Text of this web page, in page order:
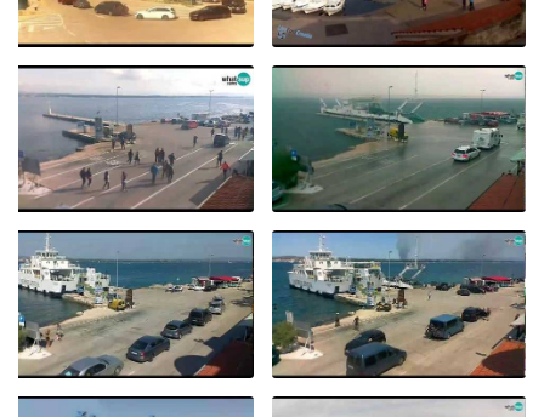
TRAJEKTNE GUŽVE
TIME LAPSE
ŠKRAPING 2018. TKON,
PAŠMAN
TKON TRAJEKT,
ŠKRAPING 3.3.2018.
TKON, TRAJEKT
11.9.2017. - KIŠA!